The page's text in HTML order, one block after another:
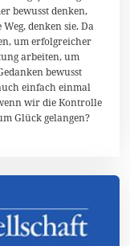
bewusst denken,
denken sie. Da
um erfolgreicher
arbeiten, um
bewusst
einfach einmal
wir die Kontrolle
Glück gelangen?